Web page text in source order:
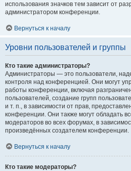
использования значков тем зависит от
администратором конференции.
Вернуться к началу
Уровни пользователей и группы
Кто такие администраторы?
Администраторы — это пользователи,
контроля над конференцией. Они могут
работы конференции, включая
пользователей, создание групп
и т. п., в зависимости от прав,
конференции. Они также могут обладать
модераторов во всех форумах, в
произведённых создателем конференции.
Вернуться к началу
Кто такие модераторы?